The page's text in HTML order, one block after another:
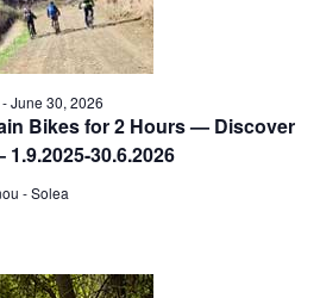
Bikes for 2 Hours — Discover
1.9.2025-30.6.2026
-June 30, 2026
- Solea